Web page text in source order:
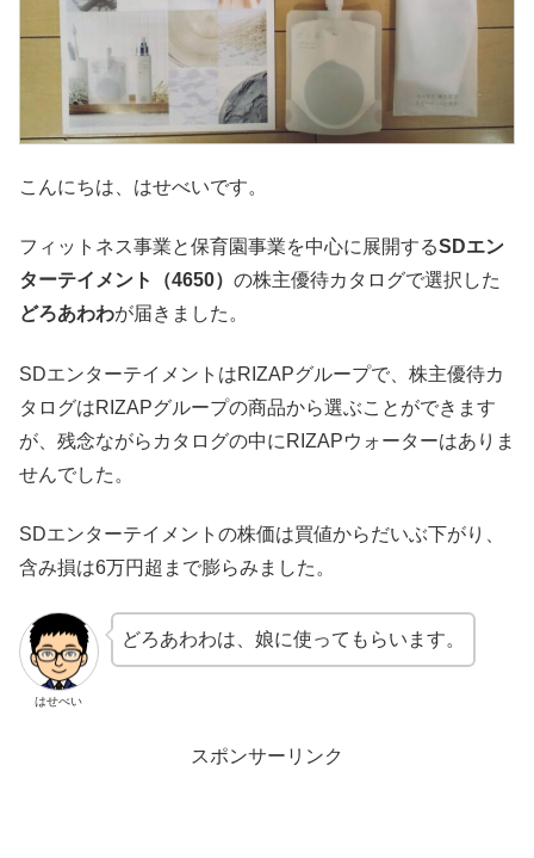
こんにちは、はせべいです。
フィットネス事業と保育園事業を中心に展開するSDエン
ターテイメント（4650） の株主優待カタログで選択した
どろあわわが届きました。
SDエンターテイメントはRIZAPグループで、株主優待カ
タログはRIZAPグループの商品から選ぶことができます
が、残念ながらカタログの中にRIZAPウォーターはありま
せんでした。
SDエンターテイメントの株価は買値からだいぶ下がり、
含み損は6万円超まで膨らみました。
はせべい
どろあわわは、娘に使ってもらいます。
スポンサーリンク